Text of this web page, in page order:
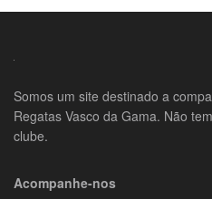
Somos um site destinado a
Regatas Vasco da Gama. Não
clube.
Acompanhe-nos